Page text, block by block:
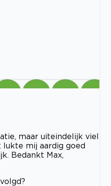
maar uiteindelijk viel
mij aardig goed
Bedankt Max,